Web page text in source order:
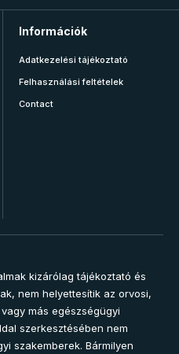
Információk
Adatkezelési tájékoztató
Felhasználási feltételek
Contact
kizárólag tájékoztató és
nem helyettesítik az orvosi,
más egészségügyi
szerkesztésében nem
szakemberek. Bármilyen